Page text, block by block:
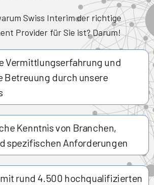
Swiss Interim der richtige
Provider für Sie ist? Darum!
Vermittlungserfahrung und
Betreuung durch unsere
Kenntnis von Branchen,
spezifischen Anforderungen
rund 4.500 hochqualifizierten